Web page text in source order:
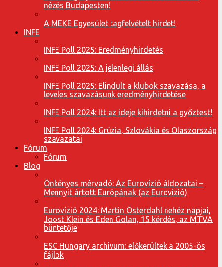
nézés Budapesten!
A MEKE Egyesület tagfelvételt hirdet!
INFE
INFE Poll 2025: Eredményhirdetés
INFE Poll 2025: A jelenlegi állás
INFE Poll 2025: Elindult a klubok szavazása, a
leveles szavazásunk eredményhirdetése
INFE Poll 2024: Itt az ideje kihirdetni a győztest!
INFE Poll 2024: Grúzia, Szlovákia és Olaszország
szavazatai
Fórum
Fórum
Blog
Önkényes mérvadó: Az Eurovízió áldozatai –
Mennyit ártott Európának (az Eurovízió)
Eurovízió 2024: Martin Österdahl nehéz napjai,
Joost Klein és Eden Golan, 15 kérdés, az MTVA
büntetője
ESC Hungary archivum: előkerültek a 2005-ös
fájlok